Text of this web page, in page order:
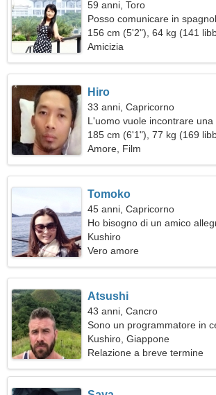
59 anni, Toro
Posso comunicare in
156 cm (5'2"), 64 kg (141
Amicizia
Hiro
33 anni, Capricorno
L'uomo vuole incontrare
185 cm (6'1"), 77 kg (169
Amore, Film
Tomoko
45 anni, Capricorno
Ho bisogno di un amico
Kushiro
Vero amore
Atsushi
43 anni, Cancro
Sono un programmatore in
gentile
Kushiro, Giappone
Relazione a breve termine